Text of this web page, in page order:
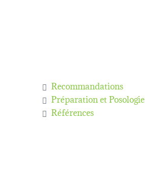
Recommandations
Préparation et Posologie
Références